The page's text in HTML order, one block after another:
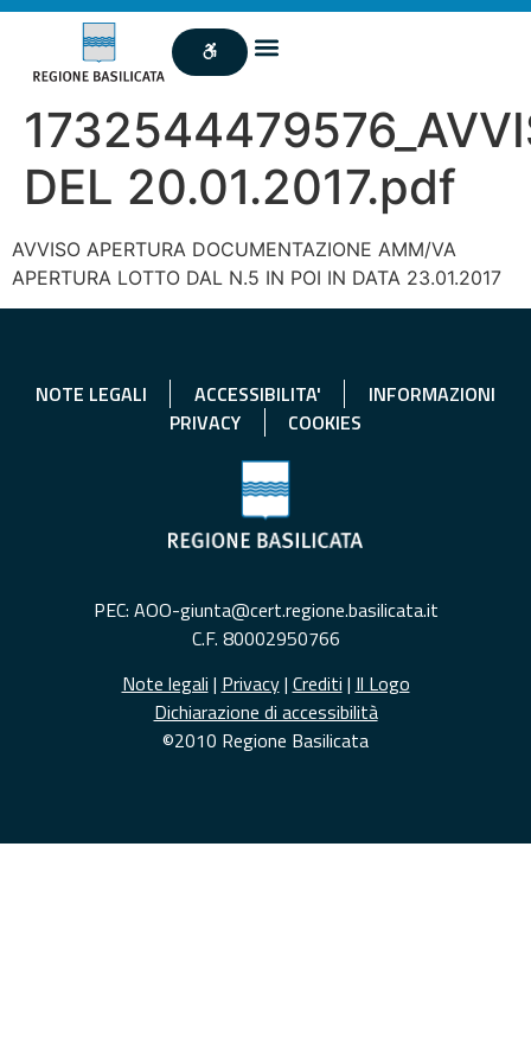
DEL 20.01.2017.pdf
AVVISO APERTURA DOCUMENTAZIONE AMM/VA
APERTURA LOTTO DAL N.5 IN POI IN DATA 23.01.2017
NOTE LEGALI ACCESSIBILITA'
INFORMAZIONI
PRIVACY
COOKIES
PEC: AOO-giunta@cert.regione.basilicata.it
C.F. 80002950766
Note legali | Privacy| Crediti | Il Logo
Dichiarazione di accessibilità
©2010 Regione Basilicata